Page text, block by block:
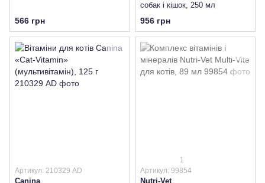
566 грн
собак і кішок, 250 мл
956 грн
Артикул: 210329 AD
Canina
1
Артикул: 99854
Nutri-Vet